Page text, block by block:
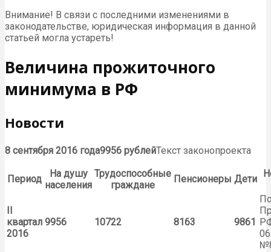
Внимание! В связи с последними изменениями в
законодательстве, юридическая информация в данной
статьей могла устареть!
Величина прожиточного
минимума в РФ
Новости
8 сентября 2016 года9956 рублейТекст законопроекта
Период
На душу
населения
Трудоспособные
граждане
Пенсионеры Дети
квартал
2016
9956 10722 8163 9861